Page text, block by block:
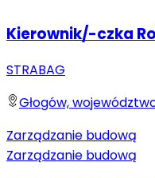
Kierownik/-czka
STRABAG
Głogów,
Zarządzanie budową
Zarządzanie budową